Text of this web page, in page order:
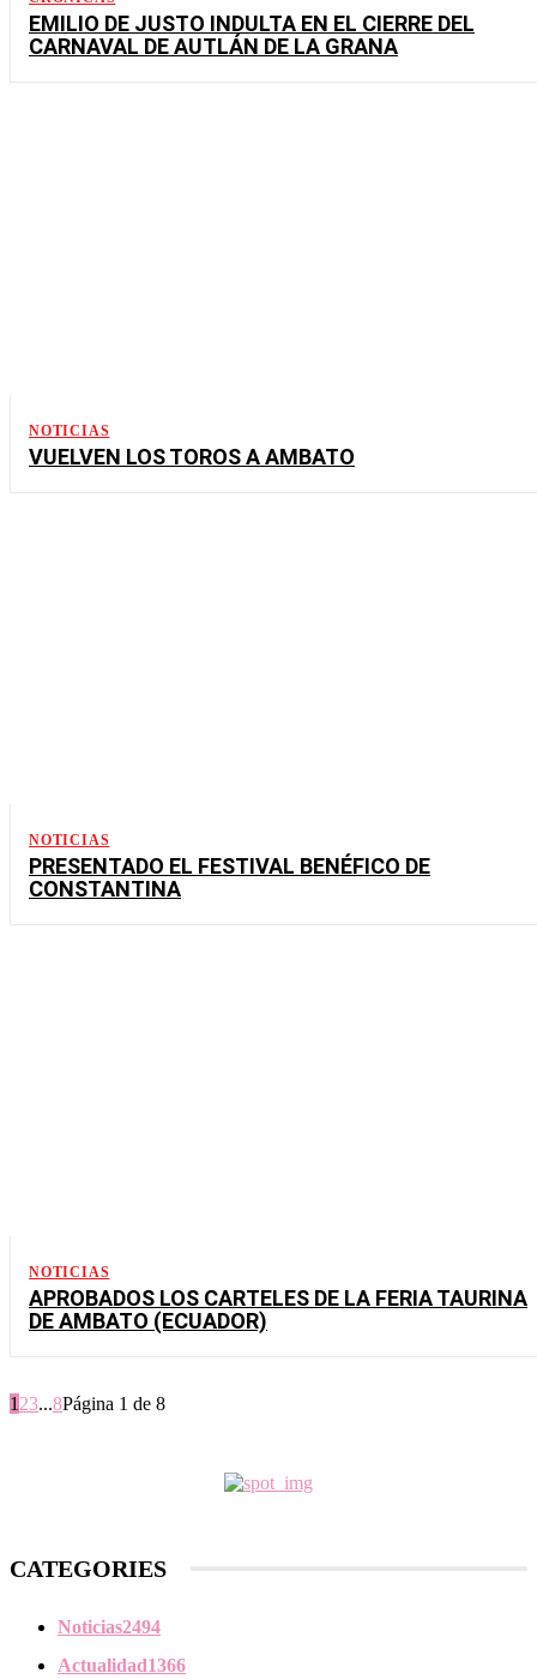
EMILIO DE JUSTO INDULTA EN EL CIERRE DEL
CARNAVAL DE AUTLÁN DE LA GRANA
NOTICIAS
VUELVEN LOS TOROS A AMBATO
NOTICIAS
PRESENTADO EL FESTIVAL BENÉFICO DE
CONSTANTINA
NOTICIAS
APROBADOS LOS CARTELES DE LA FERIA TAURINA
DE AMBATO (ECUADOR)
1 23...8Página 1 de 8
CATEGORIES
Noticias2494
Actualidad1366